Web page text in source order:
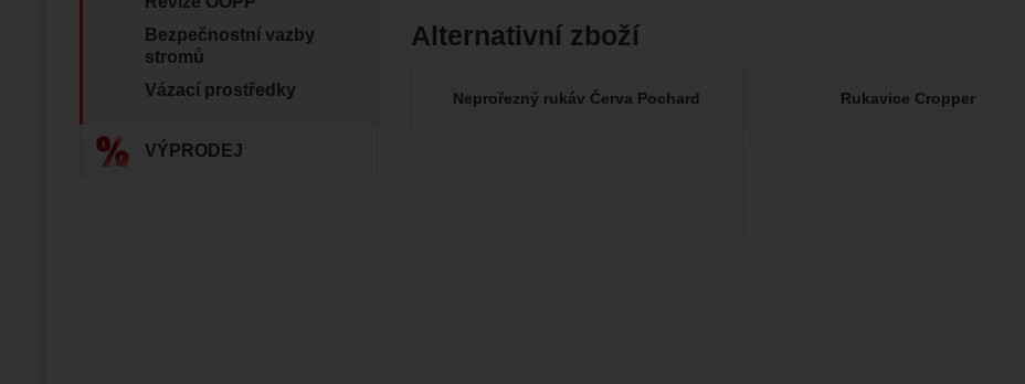
Alternativní zboží
Neprořezný rukáv Červa Pochard Rukavice Cropper
Bezpečnostní vazby
stromů
Vázací prostředky
VÝPRODEJ